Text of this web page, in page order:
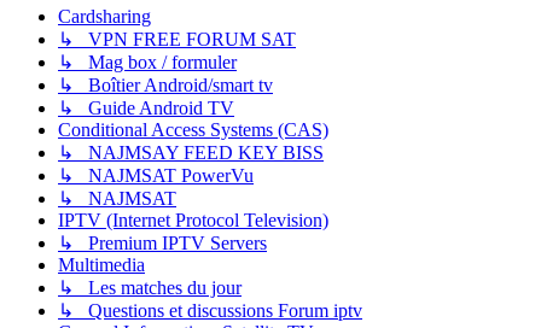
Cardsharing
↳ VPN FREE FORUM SAT
↳ Mag box / formuler
↳ Boîtier Android/smart tv
↳ Guide Android TV
Conditional Access Systems (CAS)
↳ NAJMSAY FEED KEY BISS
↳ NAJMSAT PowerVu
↳ NAJMSAT
IPTV (Internet Protocol Television)
↳ Premium IPTV Servers
Multimedia
↳ Les matches du jour
↳ Questions et discussions Forum iptv